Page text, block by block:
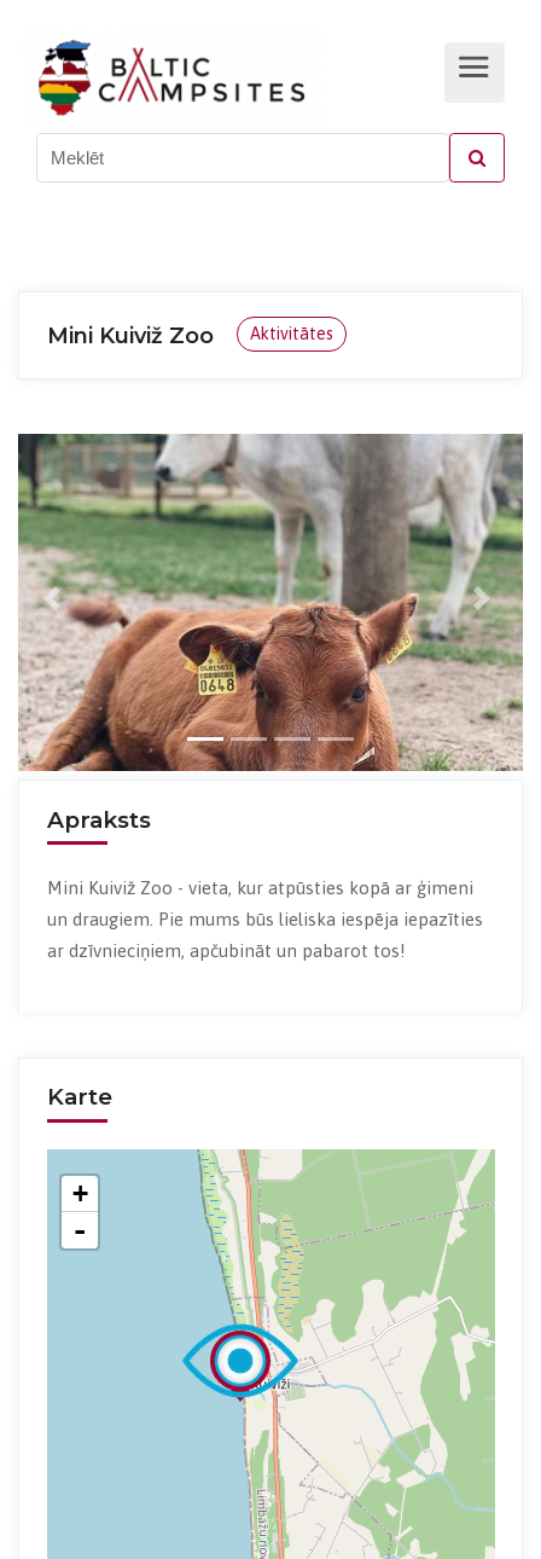
Mini Kuiviž Zoo Aktivitātes
Previous Next
Apraksts
Mini Kuiviž Zoo - vieta, kur atpūsties kopā ar ģimeni
un draugiem. Pie mums būs lieliska iespēja iepazīties
ar dzīvnieciņiem, apčubināt un pabarot tos!
Karte
+
-